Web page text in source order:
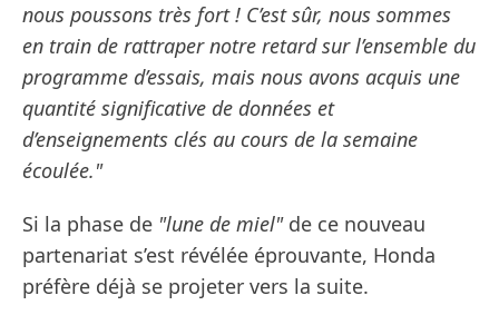
nous poussons très fort ! C’est sûr, nous sommes
en train de rattraper notre retard sur l’ensemble du
programme d’essais, mais nous avons acquis une
quantité significative de données et
d’enseignements clés au cours de la semaine
écoulée."
Si la phase de "lune de miel"de ce nouveau
partenariat s’est révélée éprouvante, Honda
préfère déjà se projeter vers la suite.